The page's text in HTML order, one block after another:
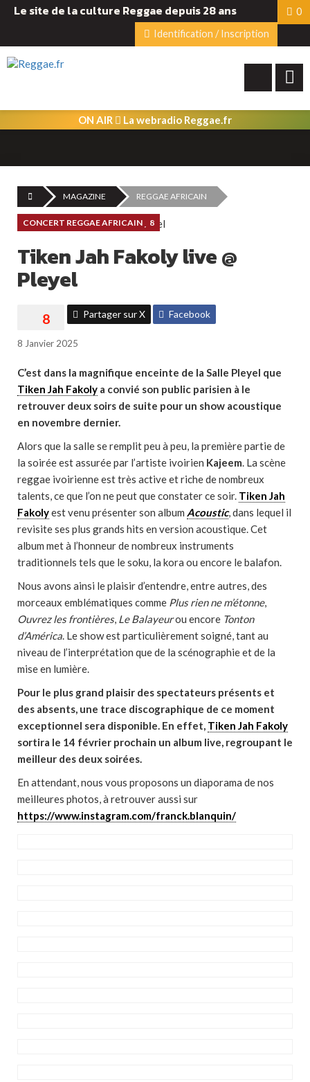
Le site de la culture Reggae depuis 28 ans
0
Identification / Inscription
ON AIR La webradio Reggae.fr
MAGAZINE REGGAE AFRICAIN
CONCERT REGGAE AFRICAIN 8
Tiken Jah Fakoly live @
Pleyel
Partager sur X Facebook
8 Janvier 2025
C’est dans la magnifique enceinte de la Salle Pleyel que
Tiken Jah Fakoly a convié son public parisien à le
retrouver deux soirs de suite pour un show acoustique
en novembre dernier.
Alors que la salle se remplit peu à peu, la première partie de
la soirée est assurée par l’artiste ivoirien Kajeem. La scène
reggae ivoirienne est très active et riche de nombreux
talents, ce que l’on ne peut que constater ce soir. Tiken Jah
Fakolyest venu présenter son album Acoustic, dans lequel il
revisite ses plus grands hits en version acoustique. Cet
album met à l’honneur de nombreux instruments
traditionnels tels que le soku, la kora ou encore le balafon.
Nous avons ainsi le plaisir d’entendre, entre autres, des
morceaux emblématiques comme Plus rien ne m’étonne,
Ouvrez les frontières, Le Balayeurou encore Tonton
d’América. Le show est particulièrement soigné, tant au
niveau de l’interprétation que de la scénographie et de la
mise en lumière.
Pour le plus grand plaisir des spectateurs présents et
des absents, une trace discographique de ce moment
exceptionnel sera disponible. En effet, Tiken Jah Fakoly
sortira le 14 février prochain un album live, regroupant le
meilleur des deux soirées.
En attendant, nous vous proposons un diaporama de nos
meilleures photos, à retrouver aussi sur
https://www.instagram.com/franck.blanquin/